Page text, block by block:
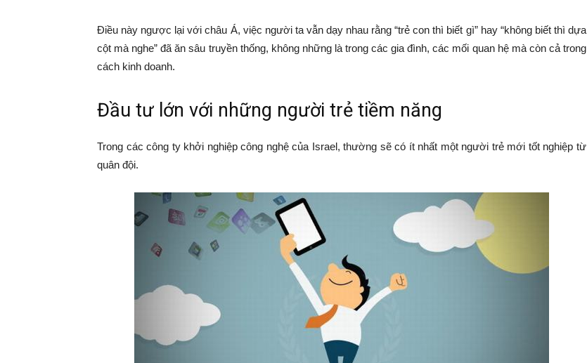
Điều này ngược lại với châu Á, việc người ta vẫn dạy nhau rằng “trẻ con thì biết gì” hay “không biết thì dựa
cột mà nghe” đã ăn sâu truyền thống, không những là trong các gia đình, các mối quan hệ mà còn cả trong
cách kinh doanh.
Đầu tư lớn với những người trẻ tiềm năng
Trong các công ty khởi nghiệp công nghệ của Israel, thường sẽ có ít nhất một người trẻ mới tốt nghiệp từ
quân đội.